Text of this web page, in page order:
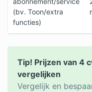
(bv. Toon/extra
functies)
Tip! Prijzen van 4
vergelijken
Vergelijk en